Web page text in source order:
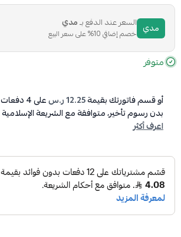
مدي السعر عند الدفع بـمدي
خصم إضافي 10% على سعر البيع
متوفر
أو قسم فاتورتك بقيمة12.25 ر.س على4دفعات
بدون رسوم تأخير، متوافقة مع الشريعة الإسلامية
اعرف أكثر